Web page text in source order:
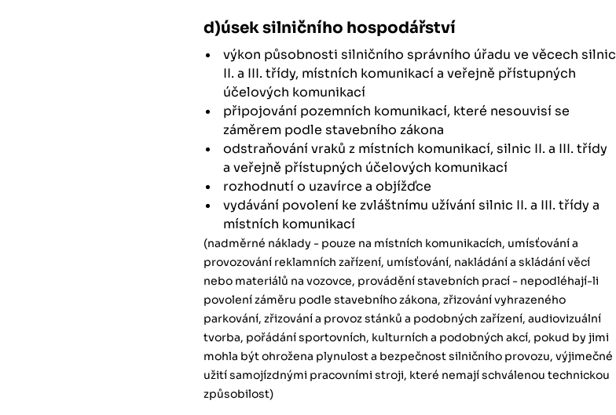
d)úsek silničního hospodářství
výkon působnosti silničního správního úřadu ve věcech silnic
II. a III. třídy, místních komunikací a veřejně přístupných
účelových komunikací
připojování pozemních komunikací, které nesouvisí se
záměrem podle stavebního zákona
odstraňování vraků z místních komunikací, silnic II. a III. třídy
a veřejně přístupných účelových komunikací
rozhodnutí o uzavírce a objížďce
vydávání povolení ke zvláštnímu užívání silnic II. a III. třídy a
místních komunikací
(nadměrné náklady - pouze na místních komunikacích, umísťování a
provozování reklamních zařízení, umísťování, nakládání a skládání věcí
nebo materiálů na vozovce, provádění stavebních prací - nepodléhají-li
povolení záměru podle stavebního zákona, zřizování vyhrazeného
parkování, zřizování a provoz stánků a podobných zařízení, audiovizuální
tvorba, pořádání sportovních, kulturních a podobných akcí, pokud by jimi
mohla být ohrožena plynulost a bezpečnost silničního provozu, výjimečné
užití samojízdnými pracovními stroji, které nemají schválenou technickou
způsobilost)